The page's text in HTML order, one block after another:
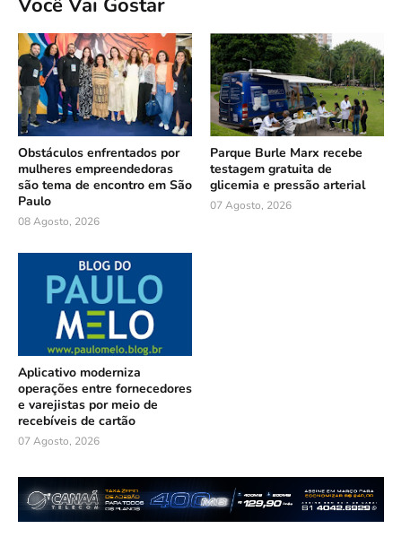
Você Vai Gostar
Obstáculos enfrentados por
mulheres empreendedoras
são tema de encontro em São
Paulo
08 Agosto, 2026
Parque Burle Marx recebe
testagem gratuita de
glicemia e pressão arterial
07 Agosto, 2026
Aplicativo moderniza
operações entre fornecedores
e varejistas por meio de
recebíveis de cartão
07 Agosto, 2026